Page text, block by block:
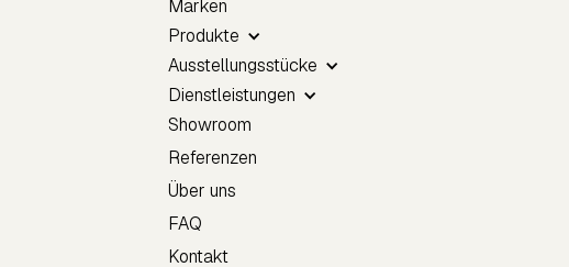
Marken
Produkte
Ausstellungsstücke
Dienstleistungen
Showroom
Referenzen
Über uns
FAQ
Kontakt